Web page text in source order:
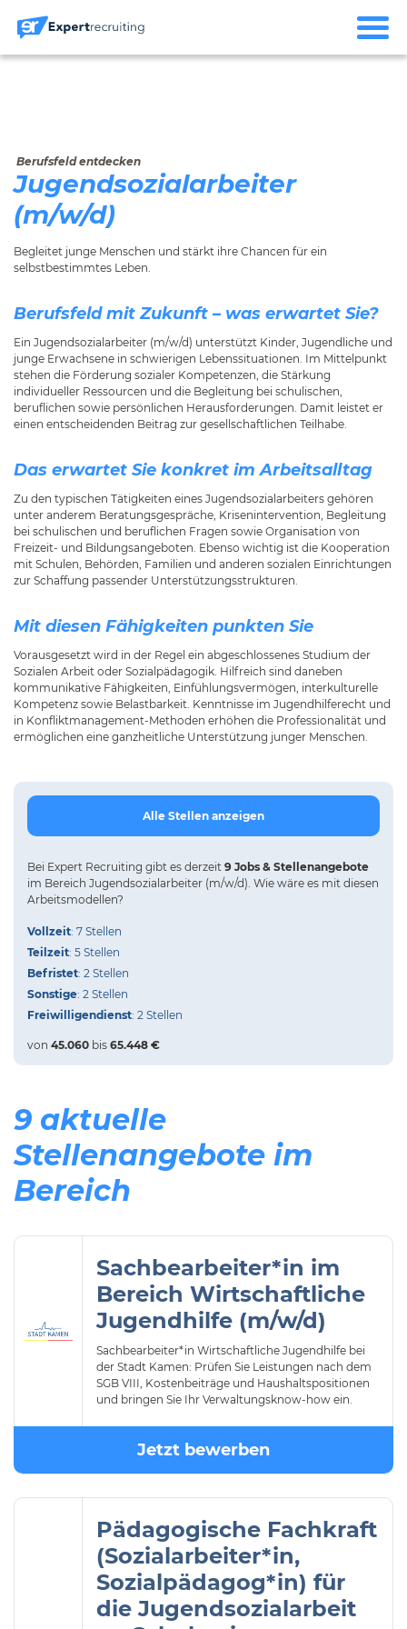
Berufsfeld entdecken
Jugendsozialarbeiter
(m/w/d)
Begleitet junge Menschen und stärkt ihre Chancen für ein
selbstbestimmtes Leben.
Berufsfeld mit Zukunft – was erwartet Sie?
Ein Jugendsozialarbeiter (m/w/d) unterstützt Kinder, Jugendliche und
junge Erwachsene in schwierigen Lebenssituationen. Im Mittelpunkt
stehen die Förderung sozialer Kompetenzen, die Stärkung
individueller Ressourcen und die Begleitung bei schulischen,
beruflichen sowie persönlichen Herausforderungen. Damit leistet er
einen entscheidenden Beitrag zur gesellschaftlichen Teilhabe.
Das erwartet Sie konkret im Arbeitsalltag
Zu den typischen Tätigkeiten eines Jugendsozialarbeiters gehören
unter anderem Beratungsgespräche, Krisenintervention, Begleitung
bei schulischen und beruflichen Fragen sowie Organisation von
Freizeit- und Bildungsangeboten. Ebenso wichtig ist die Kooperation
mit Schulen, Behörden, Familien und anderen sozialen Einrichtungen
zur Schaffung passender Unterstützungsstrukturen.
Mit diesen Fähigkeiten punkten Sie
Vorausgesetzt wird in der Regel ein abgeschlossenes Studium der
Sozialen Arbeit oder Sozialpädagogik. Hilfreich sind daneben
kommunikative Fähigkeiten, Einfühlungsvermögen, interkulturelle
Kompetenz sowie Belastbarkeit. Kenntnisse im Jugendhilferecht und
in Konfliktmanagement-Methoden erhöhen die Professionalität und
ermöglichen eine ganzheitliche Unterstützung junger Menschen.
Alle Stellen anzeigen
Bei Expert Recruiting gibt es derzeit 9 Jobs & Stellenangebote
im Bereich Jugendsozialarbeiter (m/w/d). Wie wäre es mit diesen
Arbeitsmodellen?
Vollzeit: 7 Stellen
Teilzeit: 5 Stellen
Befristet: 2 Stellen
Sonstige: 2 Stellen
Freiwilligendienst: 2 Stellen
von 45.060 bis 65.448 €
9 aktuelle
Stellenangebote im
Bereich
Sachbearbeiter*in im
Bereich Wirtschaftliche
Jugendhilfe (m/w/d)
Sachbearbeiter*in Wirtschaftliche Jugendhilfe bei
der Stadt Kamen: Prüfen Sie Leistungen nach dem
SGB VIII, Kostenbeiträge und Haushaltspositionen
und bringen Sie Ihr Verwaltungsknow-how ein.
Jetzt bewerben
Pädagogische Fachkraft
(Sozialarbeiter*in,
Sozialpädagog*in) für
die Jugendsozialarbeit